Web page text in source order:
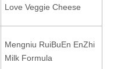
Love Veggie Cheese
Mengniu RuiBuEn EnZhi
Milk Formula